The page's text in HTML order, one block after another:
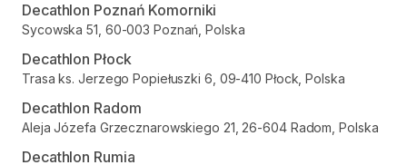
Decathlon Poznań Komorniki
Sycowska 51, 60-003 Poznań, Polska
Decathlon Płock
Trasa ks. Jerzego Popiełuszki 6, 09-410 Płock, Polska
Decathlon Radom
Aleja Józefa Grzecznarowskiego 21, 26-604 Radom, Polska
Decathlon Rumia